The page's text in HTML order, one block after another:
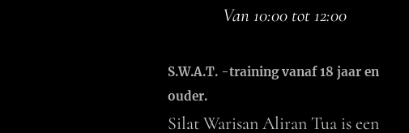
Van 10:00 tot 12:00
S.W.A.T. -training vanaf 18 jaar en
ouder.
Silat Warisan Aliran Tua is een